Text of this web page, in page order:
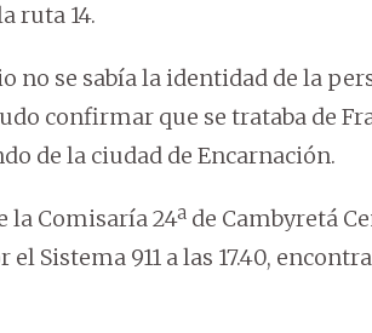
ruta 14.
no se sabía la identidad de la
confirmar que se trataba de
de la ciudad de Encarnación.
la Comisaría 24ª de Cambyretá
Sistema 911 a las 17.40,